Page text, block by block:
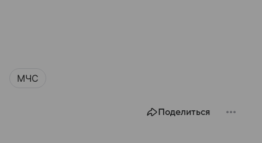
МЧС
Поделиться